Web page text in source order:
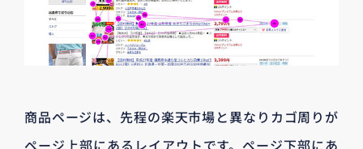
商品ページは、先程の楽天市場と異なりカゴ周りが
ページ上部にあるレイアウトです。ページ下部にあ